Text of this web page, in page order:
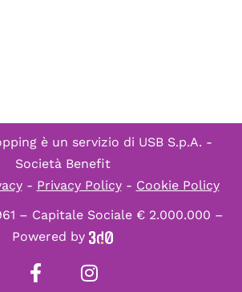
è un servizio di USB S.p.A. -
Società Benefit
- Privacy Policy- Cookie Policy
– Capitale Sociale € 2.000.000 –
Powered by